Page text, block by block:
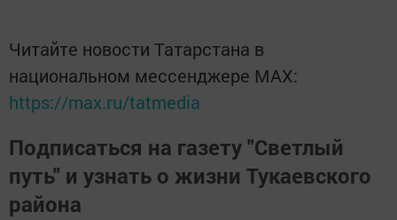
Читайте новости Татарстана в
национальном мессенджере MАХ:
https://max.ru/tatmedia
Подписаться на газету "Светлый
путь" и узнать о жизни Тукаевского
района